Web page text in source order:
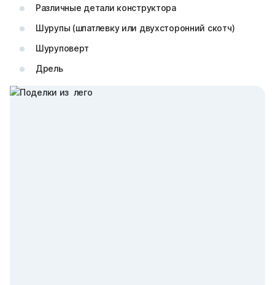
Различные детали конструктора
Шурупы (шпатлевку или двухсторонний скотч)
Шуруповерт
Дрель